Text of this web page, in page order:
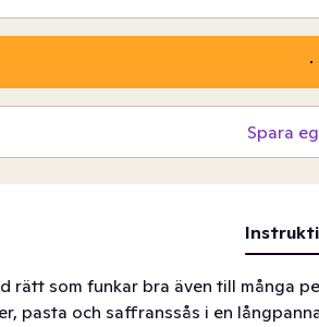
Spara
rätt som funkar bra även till många
pasta och saffranssås i en